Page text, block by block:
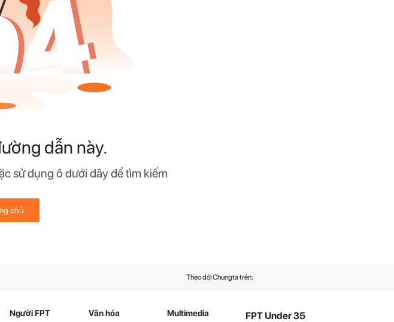
dẫn này.
sử dụng ô dưới đây để tìm kiếm
chủ
Theo dõi Chungta trên:
Người FPT Văn hóa Multimedia FPT Under 35